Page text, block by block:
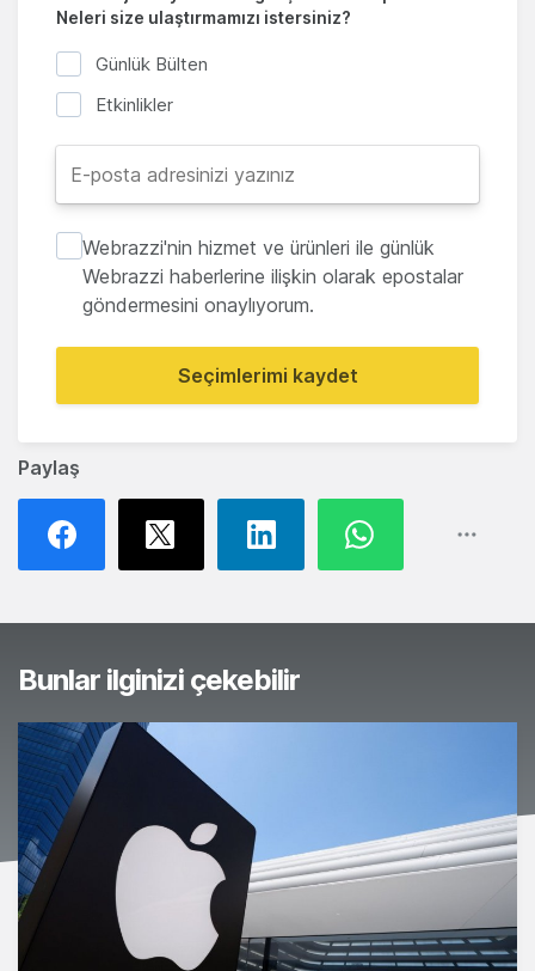
Paylaş
Neleri size ulaştırmamızı istersiniz?
Günlük Bülten
Etkinlikler
Webrazzi'nin hizmet ve ürünleri ile günlük
Webrazzi haberlerine ilişkin olarak epostalar
göndermesini onaylıyorum.
Seçimlerimi kaydet
Bunlar ilginizi çekebilir